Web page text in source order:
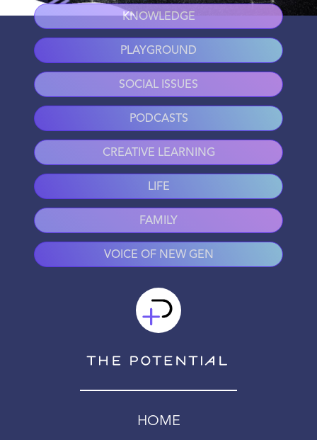
KNOWLEDGE
PLAYGROUND
SOCIAL ISSUES
PODCASTS
CREATIVE LEARNING
LIFE
FAMILY
VOICE OF NEW GEN
HOME